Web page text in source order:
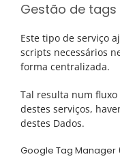
Gestão de tags
Este tipo de serviço
scripts necessários
forma centralizada.
Tal resulta num fluxo
destes serviços,
destes Dados.
Google Tag Manager